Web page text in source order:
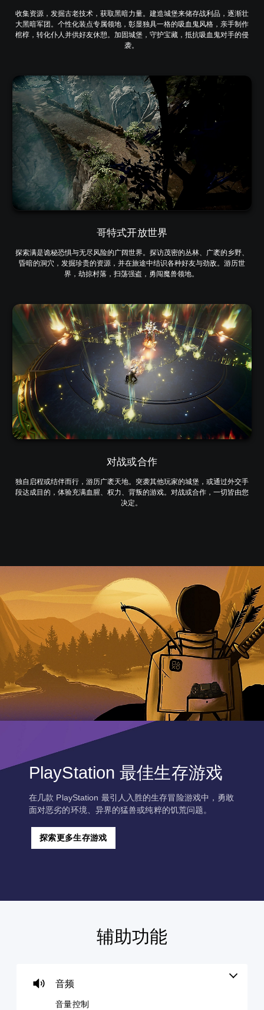
收集资源，发掘古老技术，获取黑暗力量。建造城堡来储存战利品，逐渐壮
大黑暗军团。个性化装点专属领地，彰显独具一格的吸血鬼风格，亲手制作
棺椁，转化仆人并供好友休憩。加固城堡，守护宝藏，抵抗吸血鬼对手的侵
袭。
哥特式开放世界
探索满是诡秘恐惧与无尽风险的广阔世界。探访茂密的丛林、广袤的乡野、
昏暗的洞穴，发掘珍贵的资源，并在旅途中结识各种好友与劲敌。游历世
界，劫掠村落，扫荡强盗，勇闯魔兽领地。
对战或合作
独自启程或结伴而行，游历广袤天地。突袭其他玩家的城堡，或通过外交手
段达成目的，体验充满血腥、权力、背叛的游戏。对战或合作，一切皆由您
决定。
PlayStation 最佳生存游戏
在几款 PlayStation 最引人入胜的生存冒险游戏中，勇敢
面对恶劣的环境、异界的猛兽或纯粹的饥荒问题。
探索更多生存游戏
辅助功能
音频
音量控制
您
以
本
游
器
动
度
基